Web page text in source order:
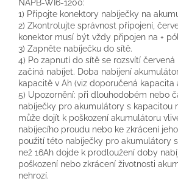
NAPB-WI6-1200:
1) Připojte konektory nabíječky na
2) Zkontrolujte správnost připojení,
konektor musí být vždy připojen na +
3) Zapněte nabíječku do sítě.
4) Po zapnutí do sítě se rozsvítí
začíná nabíjet. Doba nabíjení
kapacitě v Ah (viz doporučená kapacita
5) Upozornění: při dlouhodobém nebo
nabíječky pro akumulátory s kapacitou
může dojít k poškození akumulátoru
nabíjecího proudu nebo ke zkrácení
použití této nabíječky pro akumulátory
než 16Ah dojde k prodloužení doby
poškození nebo zkrácení životnosti
nehrozí.